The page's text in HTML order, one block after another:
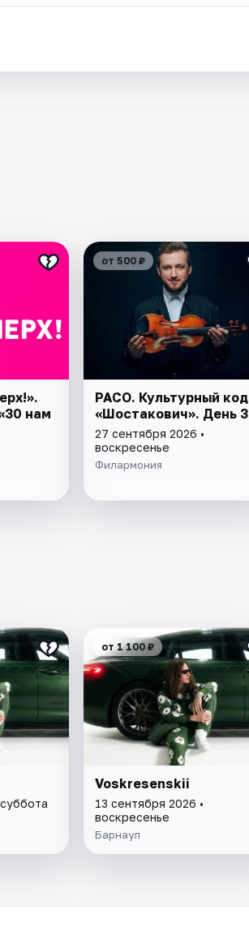
нам
от 500 ₽
РАСО. Культурный код
«Шостакович». День 3
27 сентября 2026 •
воскресенье
Филармония
от 1 100 ₽
Voskresenskii
13 сентября 2026 •
воскресенье
Барнаул